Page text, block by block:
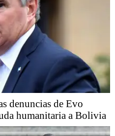
denuncias de Evo
humanitaria a Bolivia